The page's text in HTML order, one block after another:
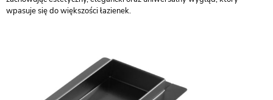
wpasuje się do większości łazienek.